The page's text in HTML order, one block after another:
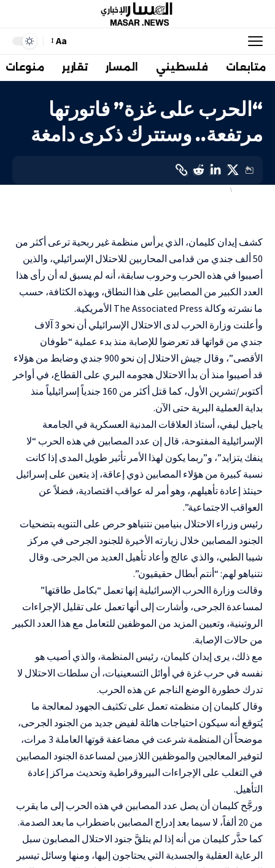
Aa
متابعات فلسطيني المسار تقارير منوعات
“الحرب على غزة” فاتورتها
مرتفعة.. وستترك ذكرى دامغة
أهم الاخبارإسرائيليات
كشف إيدان كليمان، الذي يرأس منظمة غير ربحية ترعى أكثر من
50 ألف جندي من قدامى المحاربين للاحتلال الإسرائيلي، والذين
أصيبوا في هذه الحرب وحروب سابقة، أنه لم يسبق له أن رأى هذا
العدد الكبير من المصابين على هذا النطاق، وبهذه الكثافة، حسب
ما نشرته وكالة The Associated Press الأمريكية.
وأعلنت وزارة الحرب لدى الاحتلال الإسرائيلي أن نحو 3 آلاف
جندي من قواتها قد تعرضوا للإصابة منذ بدء عملية “طوفان
الأقصى”، وقال جيش الاحتلال إن نحو 900 جندي وضابط من هؤلاء
قد أصيبوا منذ أن بدأ الاحتلال هجومه البري على القطاع، في أواخر
أكتوبر/تشرين الأول، كما قتل أكثر من 160 جندياً إسرائيلياً منذ
بداية العملية البرية حتى الآن.
ياجيل ليفي، أستاذ العلاقات المدنية العسكرية في الجامعة
الإسرائيلية المفتوحة، قال إن عدد المصابين في هذه الحرب “لا
ينفك يتزايد”، و”ربما يكون لهذا الأمر تأثير طويل المدى إذا كانت
نسبة كبيرة من هؤلاء المصابين ذوي إعاقة، إذ يتعين على إسرائيل
حينئذ إعادة تأهيلهم، وهو أمر له عواقب اقتصادية، فضلاً عن
العواقب الاجتماعية”.
رئيس وزراء الاحتلال بنيامين نتنياهو حرص على التنويه بتضحيات
الجنود المصابين خلال زيارته الأخيرة للجنود الجرحى في مركز
شيبا الطبي، والذي عالج وأعاد تأهيل العديد من الجرحى. وقال
نتنياهو لهم: “أنتم أبطال حقيقيون”.
وقالت وزارة االحرب الإسرائيلية إنها تعمل “بكامل طاقتها”
لمساعدة الجرحى، وأشارت إلى أنها تعمل على تقليل الإجراءات
الروتينية، وتعيين المزيد من الموظفين للتعامل مع هذا العدد الكبير
من حالات الإصابة.
مع ذلك، يرى إيدان كليمان، رئيس المنظمة، والذي أصيب هو
نفسه في حرب غزة في أوائل التسعينيات، أن سلطات الاحتلال لا
تدرك خطورة الوضع الناجم عن هذه الحرب.
وقال كليمان إن منظمته تعمل على تكثيف الجهود لمعالجة ما
يُتوقع أنه سيكون احتياجات هائلة لفيض جديد من الجنود الجرحى،
موضحاً أن المنظمة شرعت في مضاعفة قوتها العاملة 3 مرات،
لتوفير المعالجين والموظفين اللازمين لمساعدة الجنود المصابين
في التغلب على الإجراءات البيروقراطية وتحديث مراكز إعادة
التأهيل.
ورجَّح كليمان أن يصل عدد المصابين في هذه الحرب إلى ما يقرب
من 20 ألفاً، لا سيما بعد إدراج المصابين باضطراب ما بعد الصدمة.
كما حذَّر كليمان من أنه إذا لم يتلقَّ جنود الاحتلال المصابون سبل
الرعاية العقلية والجسدية التي يحتاجون إليها، ومنها وسائل تيسير